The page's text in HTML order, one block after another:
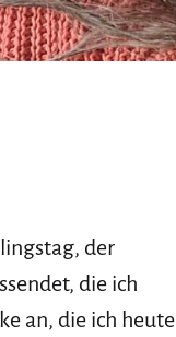
der
die ich
an, die ich heute